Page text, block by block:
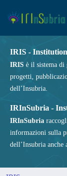
IRIS -
IRIS è il sistema di
progetti,
dell’Insubria.
IRInSubria -
IRInSubria
informazioni sulla
dell’Insubria